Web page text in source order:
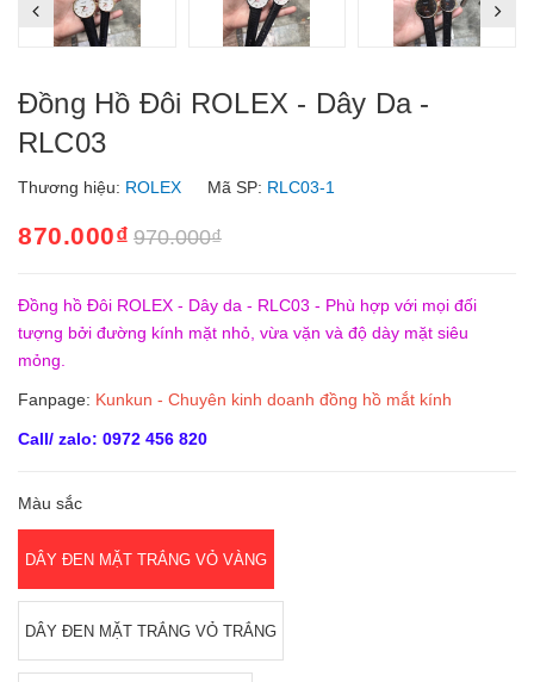
Đồng Hồ Đôi ROLEX - Dây Da -
RLC03
Thương hiệu: ROLEX Mã SP: RLC03-1
870.000₫ 970.000₫
Đồng hồ Đôi ROLEX - Dây da - RLC03 - Phù hợp với mọi đối
tượng bởi đường kính mặt nhỏ, vừa vặn và độ dày mặt siêu
mỏng.
Fanpage: Kunkun - Chuyên kinh doanh đồng hồ mắt kính
Call/ zalo: 0972 456 820
Màu sắc
DÂY ĐEN MẶT TRẮNG VỎ VÀNG
DÂY ĐEN MẶT TRẮNG VỎ TRẮNG